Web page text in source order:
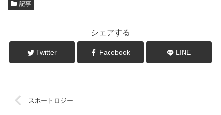
記事
シェアする
Twitter Facebook LINE
スポートロジー